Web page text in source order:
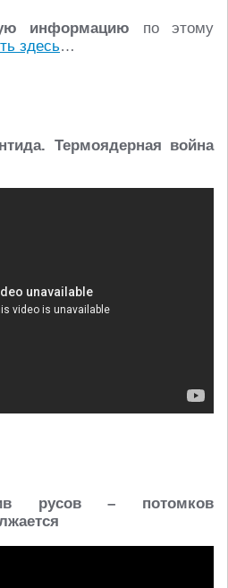
информацию по этому
здесь…
Термоядерная война
русов– потомков
я